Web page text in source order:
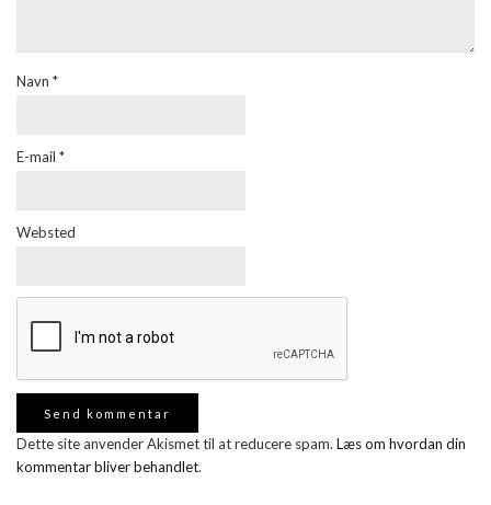
Navn *
E-mail *
Websted
Dette site anvender Akismet til at reducere spam. Læs om hvordan din
kommentar bliver behandlet.